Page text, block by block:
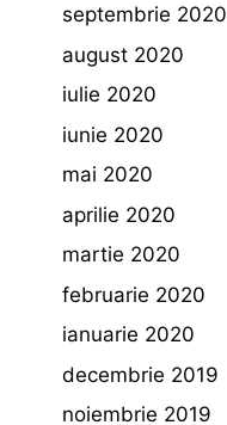
septembrie 2020
august 2020
iulie 2020
iunie 2020
mai 2020
aprilie 2020
martie 2020
februarie 2020
ianuarie 2020
decembrie 2019
noiembrie 2019